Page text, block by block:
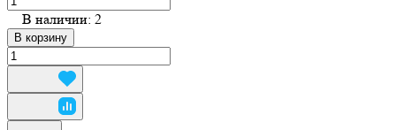
В наличии: 2
В корзину